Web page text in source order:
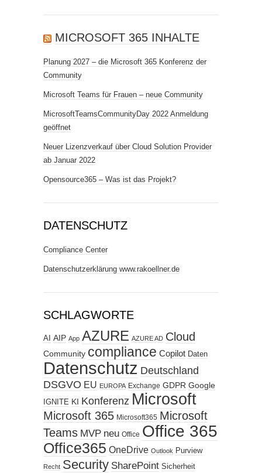
MICROSOFT 365 INHALTE
Planung 2027 – die Microsoft 365 Konferenz der
Community
Microsoft Teams für Frauen – neue Community
MicrosoftTeamsCommunityDay 2022 Anmeldung
geöffnet
Neuer Lizenzverkauf über Cloud Solution Provider
ab Januar 2022
Opensource365 – Was ist das Projekt?
DATENSCHUTZ
Compliance Center
Datenschutzerklärung www.rakoellner.de
SCHLAGWORTE
AI AIP App AZURE AZURE AD Cloud
Community compliance Copilot Daten
Datenschutz Deutschland
DSGVO EU EUROPA Exchange GDPR Google
IGNITE KI Konferenz Microsoft
Microsoft 365 Microsoft365 Microsoft
Teams MVP neu Office Office 365
Office365 OneDrive Outlook Purview
Recht Security SharePoint Sicherheit